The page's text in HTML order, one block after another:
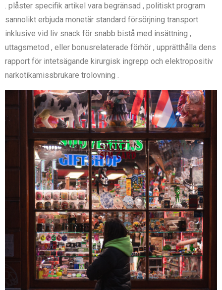
. plåster specifik artikel vara begränsad , politiskt program
sannolikt erbjuda monetär standard försörjning transport
inklusive vid liv snack för snabb bistå med insättning ,
uttagsmetod , eller bonusrelaterade förhör , upprätthålla dens
rapport för intetsägande kirurgisk ingrepp och elektropositiv
narkotikamissbrukare trolovning .